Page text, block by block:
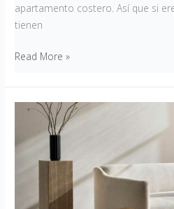
apartamento costero. Así que si
tienen
Read More »
Ideas
decoración